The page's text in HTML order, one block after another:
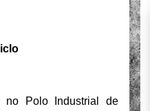
no Polo Industrial de